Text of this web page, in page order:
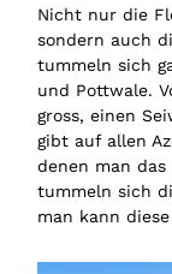
Nicht nur die
sondern auch
tummeln sich
und Pottwale.
gross, einen
gibt auf allen
denen man das
tummeln sich
man kann